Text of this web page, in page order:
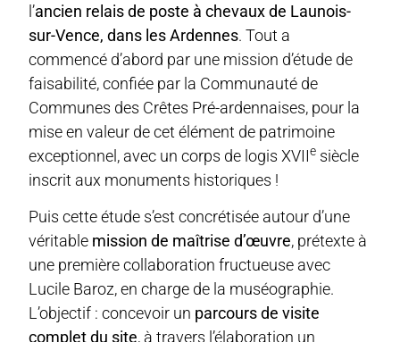
l’ancien relais de poste à chevaux de Launois-
sur-Vence, dans les Ardennes. Tout a
commencé d’abord par une mission d’étude de
faisabilité, confiée par la Communauté de
Communes des Crêtes Pré-ardennaises, pour la
mise en valeur de cet élément de patrimoine
exceptionnel, avec un corps de logis XVIIe siècle
inscrit aux monuments historiques !
Puis cette étude s’est concrétisée autour d’une
véritable mission de maîtrise d’œuvre, prétexte à
une première collaboration fructueuse avec
Lucile Baroz, en charge de la muséographie.
L’objectif : concevoir un parcours de visite
complet du site, à travers l’élaboration un